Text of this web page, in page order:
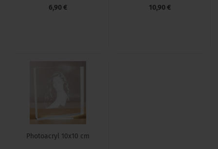
6,90 € 10,90 €
Pho­toacryl 10x10 cm